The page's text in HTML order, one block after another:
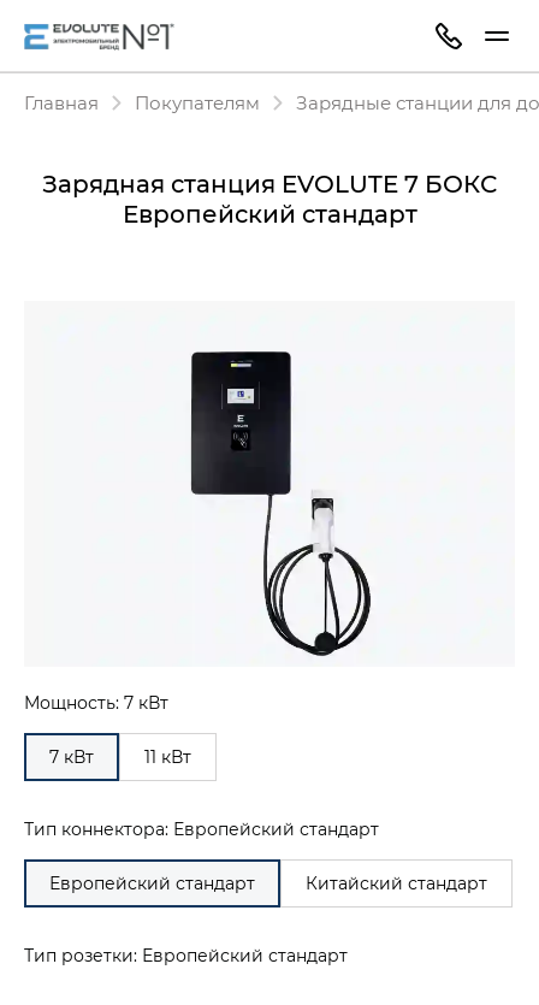
Главная Покупателям Зарядные станции для
Зарядная станция EVOLUTE 7 БОКС
Европейский стандарт
Мощность: 7 кВт
7 кВт 11 кВт
Тип коннектора: Европейский стандарт
Европейский стандарт Китайский стандарт
Тип розетки: Европейский стандарт